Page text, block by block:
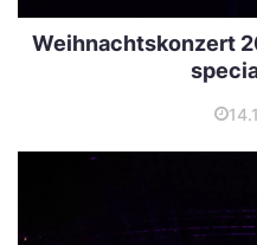
Weihnachtskonzert